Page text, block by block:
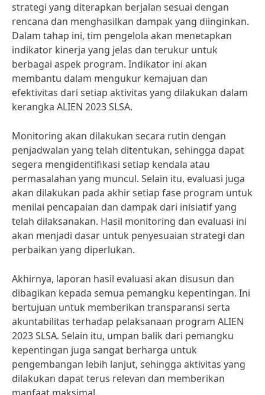
strategi yang diterapkan berjalan sesuai dengan
rencana dan menghasilkan dampak yang diinginkan.
Dalam tahap ini, tim pengelola akan menetapkan
indikator kinerja yang jelas dan terukur untuk
berbagai aspek program. Indikator ini akan
membantu dalam mengukur kemajuan dan
efektivitas dari setiap aktivitas yang dilakukan dalam
kerangka ALIEN 2023 SLSA.
Monitoring akan dilakukan secara rutin dengan
penjadwalan yang telah ditentukan, sehingga dapat
segera mengidentifikasi setiap kendala atau
permasalahan yang muncul. Selain itu, evaluasi juga
akan dilakukan pada akhir setiap fase program untuk
menilai pencapaian dan dampak dari inisiatif yang
telah dilaksanakan. Hasil monitoring dan evaluasi ini
akan menjadi dasar untuk penyesuaian strategi dan
perbaikan yang diperlukan.
Akhirnya, laporan hasil evaluasi akan disusun dan
dibagikan kepada semua pemangku kepentingan. Ini
bertujuan untuk memberikan transparansi serta
akuntabilitas terhadap pelaksanaan program ALIEN
2023 SLSA. Selain itu, umpan balik dari pemangku
kepentingan juga sangat berharga untuk
pengembangan lebih lanjut, sehingga aktivitas yang
dilakukan dapat terus relevan dan memberikan